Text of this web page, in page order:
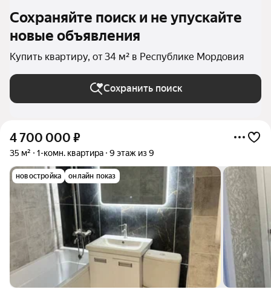
Сохраняйте поиск и не упускайте
новые объявления
Купить квартиру, от 34 м² в Республике Мордовия
Сохранить поиск
4 700 000 ₽
35 м² 1-комн. квартира 9 этаж из 9
новостройка онлайн показ